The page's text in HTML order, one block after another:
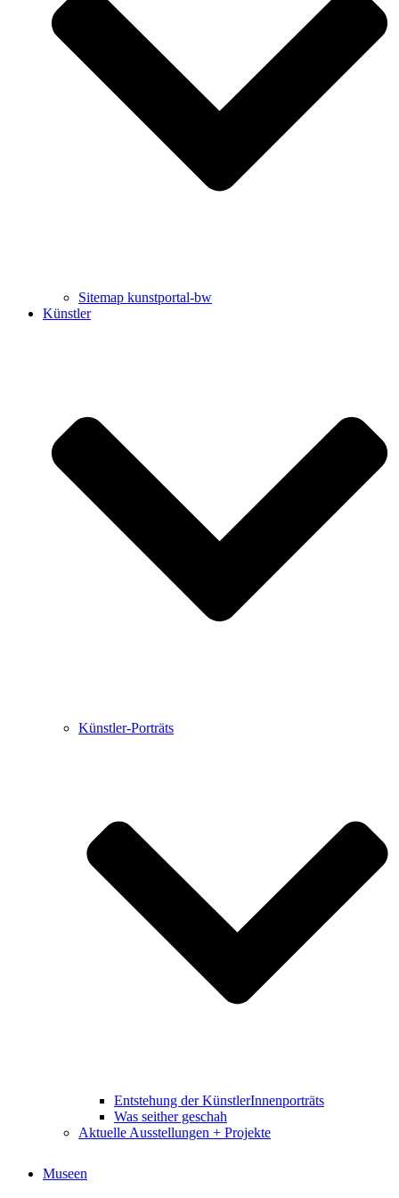
Uli Rothfuss
Harald Schwiers
Buchbesprechungen von Harald Schwiers
Haralds Streifzüge
Hörtipps von Harald Schwiers
Kunstausflüge mit Sigrid Balke
Marc Peschke – Out of The Länd
Buchtipps von Uli Rothfuss
Sitemap kunstportal-bw
Künstler
Künstler-Porträts
Entstehung der KünstlerInnenporträts
Was seither geschah
Aktuelle Ausstellungen + Projekte
Museen